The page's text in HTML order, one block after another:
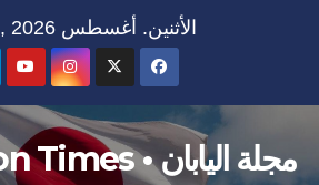
الأثنين. أغسطس 10th, 2026
مجلة اليابان • The Nippon Times